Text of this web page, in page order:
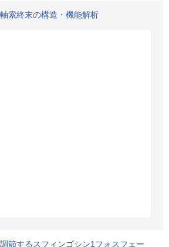
索終末の構造・機能解析
節するスフィンゴシン1フォスフェー